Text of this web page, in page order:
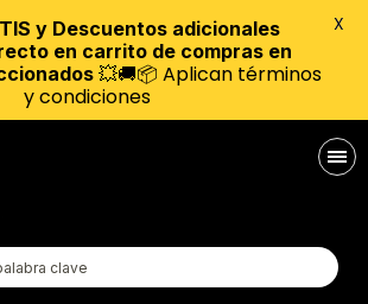
y Descuentos adicionales
en carrito de compras en
💥🚚📦 Aplican términos
y condiciones
X